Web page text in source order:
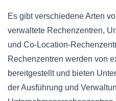
Es gibt verschiedene Arten
verwaltete Rechenzentren,
und Co-Location-
Rechenzentren werden von
bereitgestellt und bieten
der Ausführung und